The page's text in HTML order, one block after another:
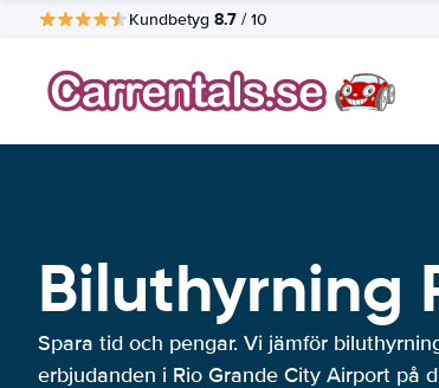
Kundbetyg 8.7 / 10
Biluthyrning
Spara tid och pengar. Vi jämför
erbjudanden i Rio Grande City Airport på